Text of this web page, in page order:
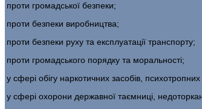
проти громадської безпеки;
проти безпеки виробництва;
проти безпеки руху та експлуатації транспорту;
проти громадського порядку та моральності;
у сфері обігу наркотичних засобів,
у сфері охорони державної таємниці,